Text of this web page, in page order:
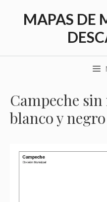
MAPAS DE
Campeche
blanco y negro